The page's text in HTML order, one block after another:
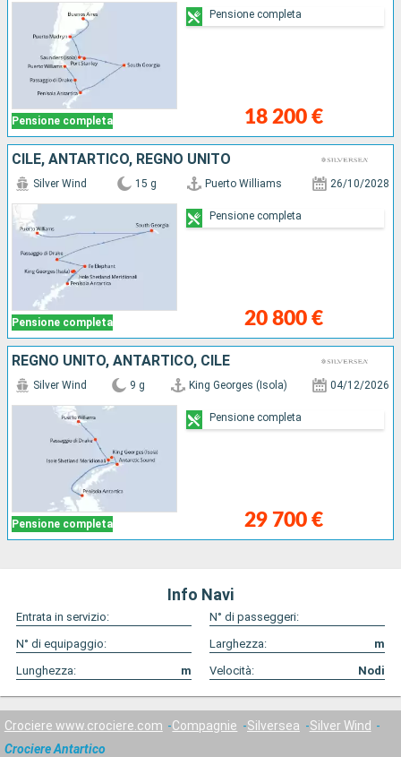
Pensione completa 18 200 €
Pensione completa
CILE, ANTARTICO, REGNO UNITO
Pensione completa
Silver Wind 15 g Puerto Williams 26/10/2028
20 800 €
Pensione completa
REGNO UNITO, ANTARTICO, CILE
Pensione completa
Silver Wind 9 g King Georges (Isola) 04/12/2026
29 700 €
Pensione completa
Info Navi
Entrata in servizio:
N° di passeggeri:
N° di equipaggio:
Larghezza:
m
Lunghezza:
m Velocità: Nodi
Crociere www.crociere.com Compagnie Silversea
Silver Wind
Crociere Antartico